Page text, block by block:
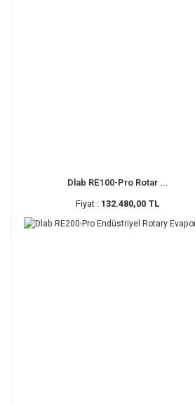
Dlab RE100-Pro Rotar ...
Fiyat : 132.480,00 TL